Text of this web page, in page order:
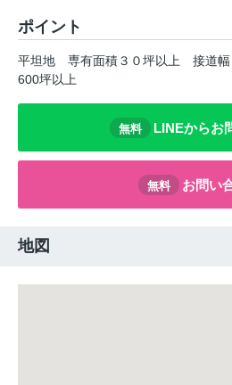
ポイント
平坦地 専有面積３０坪以上 接道
600坪以上
無料 LINEからお
無料 お問い
地図